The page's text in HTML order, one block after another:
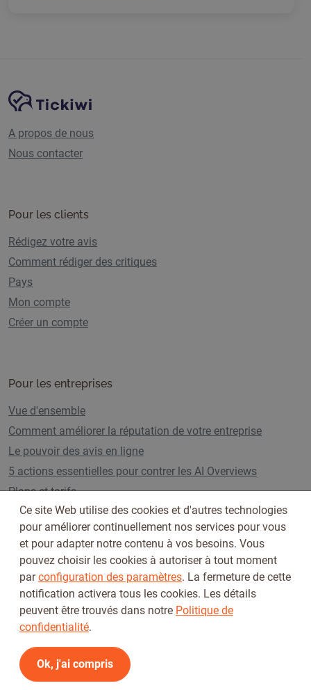
Navigation du sitePlate-forme Tickiwi
A propos de nous
Nous contacter
Pour les clients
Rédigez votre avis
Comment rédiger des critiques
Pays
Mon compte
Créer un compte
Pour les entreprises
Vue d'ensemble
Comment améliorer la réputation de votre entreprise
Le pouvoir des avis en ligne
5 actions essentielles pour contrer les AI Overviews
Plans et tarifs
Suivez-nous sur
Conditions d'utilisation
Ce site Web utilise des cookies et d'autres technologies
pour améliorer continuellement nos services pour vous
et pour adapter notre contenu à vos besoins. Vous
pouvez choisir les cookies à autoriser à tout moment
parconfiguration des paramètres. La fermeture de cette
notification activera tous les cookies. Les détails
peuvent être trouvés dans notre Politique de
confidentialité.
Ok, j'ai compris